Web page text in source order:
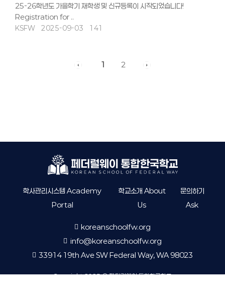
25-26학년도 가을학기 재학생 및 신규등록이 시작되었습니다!
Registration for ..
KSFW 2025-09-03 141
1 2
학사관리시스템 Academy
Portal
학교소개 About
Us
문의하기
Ask
koreanschoolfw.org
info@koreanschoolfw.org
33914 19th Ave SW Federal Way, WA 98023
Copyright 2025 © 페더럴웨이 통합한국학교